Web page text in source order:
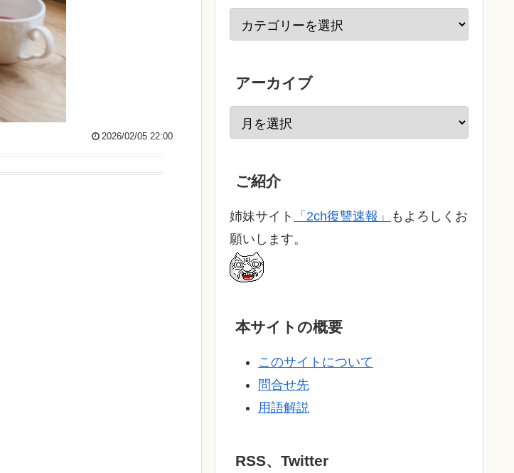
2026/02/05 22:00
アーカイブ
ご紹介
姉妹サイト 「2ch復讐速報」
もよろしくお
願いします。
本サイトの概要
このサイトについて
問合せ先
用語解説
RSS、Twitter